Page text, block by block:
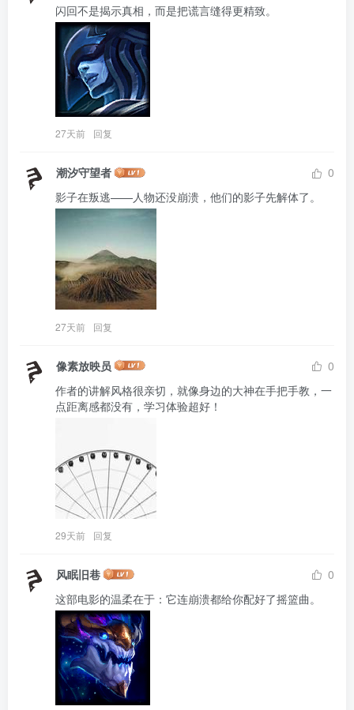
27天前 回复
潮汐守望者
0
27天前 回复
像素放映员
0
作者的讲解风格很亲切，就像身边的大神在手把手教，一
29天前 回复
风眠旧巷
0